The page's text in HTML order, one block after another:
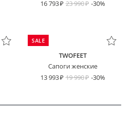
16 793 23 990 -30%
SALE
TWOFEET
Сапоги женские
13 993
19 990 -30%